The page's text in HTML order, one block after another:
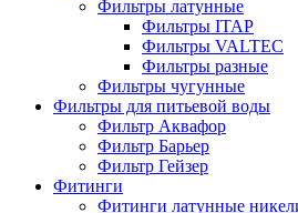
Фильтры латунные
Фильтры ITAP
Фильтры VALTEC
Фильтры разные
Фильтры чугунные
Фильтры для питьевой воды
Фильтр Аквафор
Фильтр Барьер
Фильтр Гейзер
Фитинги
Фитинги латунные